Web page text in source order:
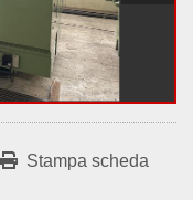
Stampa scheda